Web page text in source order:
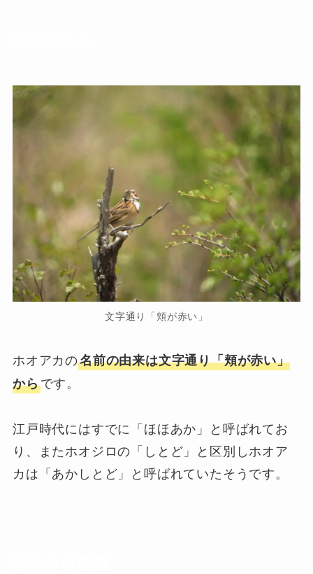
文字通り「頬が赤い」
ホオアカの名前の由来は文字通り「頬が赤い」
からです。
江戸時代にはすでに「ほほあか」と呼ばれてお
り、またホオジロの「しとど」と区別しホオア
カは「あかしとど」と呼ばれていたそうです。